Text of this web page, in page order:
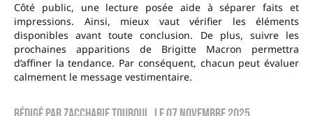
Côté public, une lecture posée aide à séparer faits et
impressions. Ainsi, mieux vaut vérifier les éléments
disponibles avant toute conclusion. De plus, suivre les
prochaines apparitions de Brigitte Macron permettra
d’affiner la tendance. Par conséquent, chacun peut évaluer
calmement le message vestimentaire.